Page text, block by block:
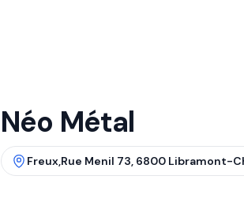
Néo Métal
Freux,Rue Menil 73, 6800 Libramont-